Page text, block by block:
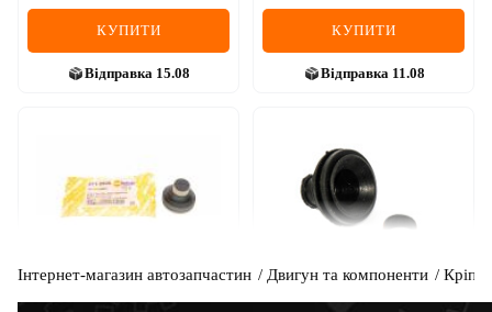
КУПИТИ
Відправка 15.08
КУПИТИ
Відправка 11.08
AUTOTECHTEILE STC
Інтернет-магазин автозапчастин Двигун та компоненти